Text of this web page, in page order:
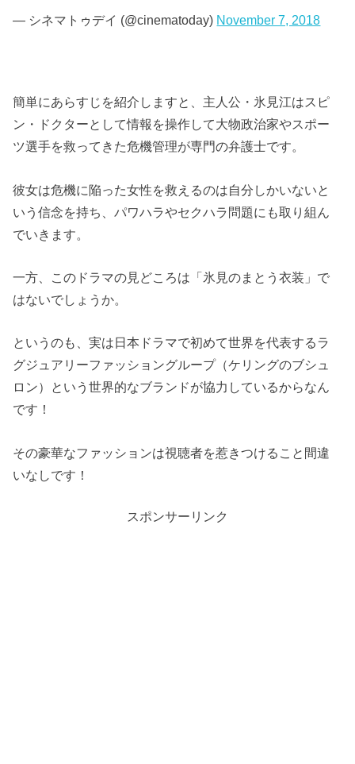
— シネマトゥデイ (@cinematoday) November 7, 2018
簡単にあらすじを紹介しますと、主人公・氷見江はスピ
ン・ドクターとして情報を操作して大物政治家やスポー
ツ選手を救ってきた危機管理が専門の弁護士です。
彼女は危機に陥った女性を救えるのは自分しかいないと
いう信念を持ち、パワハラやセクハラ問題にも取り組ん
でいきます。
一方、このドラマの見どころは「氷見のまとう衣装」で
はないでしょうか。
というのも、実は日本ドラマで初めて世界を代表するラ
グジュアリーファッショングループ（ケリングのブシュ
ロン）という世界的なブランドが協力しているからなん
です！
その豪華なファッションは視聴者を惹きつけること間違
いなしです！
スポンサーリンク